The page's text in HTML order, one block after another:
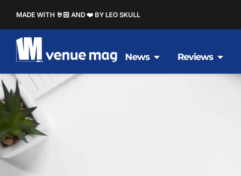
MADE WITH 🤘🏻 AND ❤️ BY LEO SKULL
News Reviews